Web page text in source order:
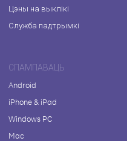
Цэны на выклікі
Служба падтрымкі
СПАМПАВАЦЬ
Android
iPhone & iPad
Windows PC
Mac